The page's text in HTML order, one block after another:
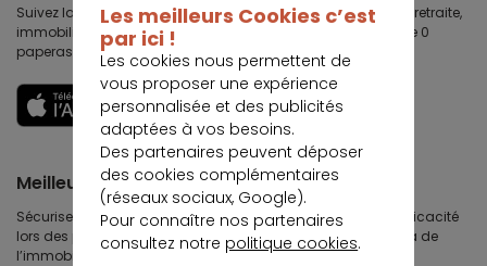
Suivez la performance de tous vos contrats (assurance vie, retraite,
immobilier, défiscalisation) et re-versez facilement. Garantie 0
paperasse.
Découvrir
Meilleurtaux Partenaires
Sécurisez votre chiffre d’affaires immobilières, gagnez en efficacité
lors des premières visites, développez votre business au delà de
l’immobilier et travaillez votre image et votre réputation.
Les meilleurs Cookies c’est
par ici !
Les cookies nous permettent de
vous proposer une expérience
personnalisée et des publicités
adaptées à vos besoins.
Des partenaires peuvent déposer
des cookies complémentaires
(réseaux sociaux, Google).
Pour connaître nos partenaires
consultez notre politique cookies.